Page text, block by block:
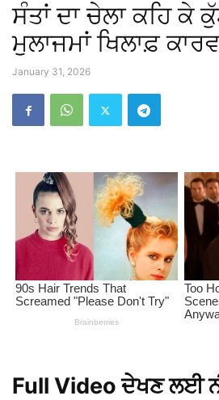
ਸੰਤਾਂ ਦਾ ਚੇਲਾ ਕਹਿ ਕੇ
ਮੁਲਾਜਮਾਂ ਖਿਲਾਫ਼
January 31, 2026
Full Video ਦੇਖਣ ਲਈ